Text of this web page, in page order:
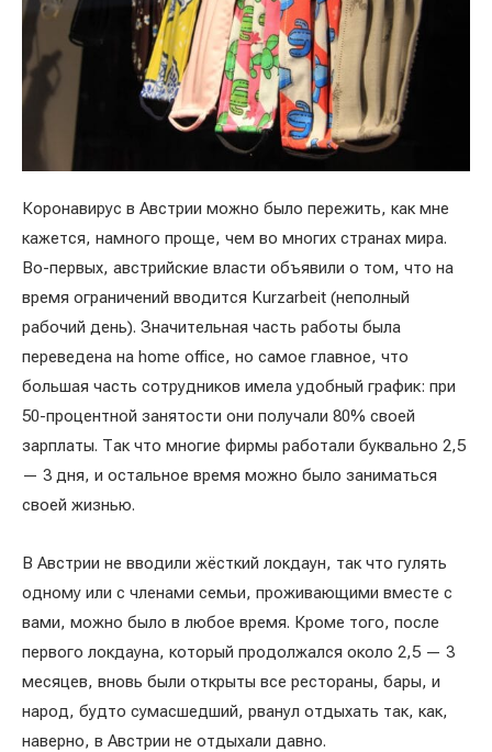
Коронавирус в Австрии можно было пережить, как мне
кажется, намного проще, чем во многих странах мира.
Во-первых, австрийские власти объявили о том, что на
время ограничений вводится Kurzarbeit (неполный
рабочий день). Значительная часть работы была
переведена на home office, но самое главное, что
большая часть сотрудников имела удобный график: при
50-процентной занятости они получали 80% своей
зарплаты. Так что многие фирмы работали буквально 2,5
— 3 дня, и остальное время можно было заниматься
своей жизнью.
В Австрии не вводили жёсткий локдаун, так что гулять
одному или с членами семьи, проживающими вместе с
вами, можно было в любое время. Кроме того, после
первого локдауна, который продолжался около 2,5 — 3
месяцев, вновь были открыты все рестораны, бары, и
народ, будто сумасшедший, рванул отдыхать так, как,
наверно, в Австрии не отдыхали давно.